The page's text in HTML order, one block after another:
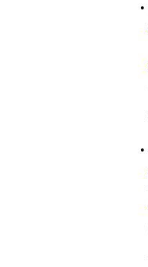
•
•